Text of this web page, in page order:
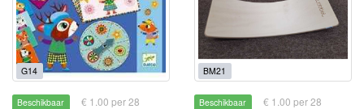
G14
Beschikbaar
€ 1.00 per 28
BM21
Beschikbaar
€ 1.00 per 28